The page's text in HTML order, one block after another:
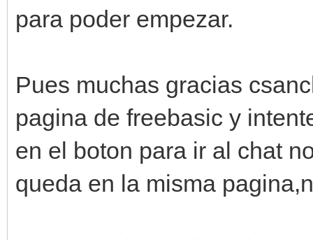
para poder empezar.
Pues muchas gracias
pagina de freebasic y
en el boton para ir al chat
queda en la misma